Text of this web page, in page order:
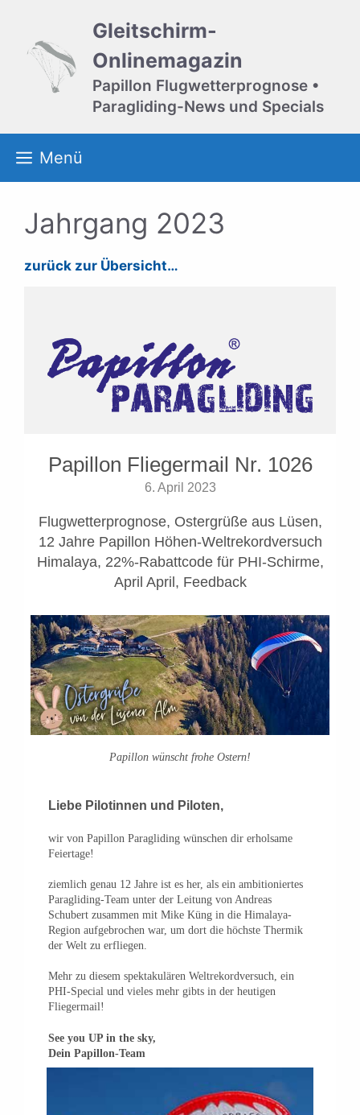
springen
Gleitschirm-
Onlinemagazin
Papillon Flugwetterprognose •
Paragliding-News und Specials
Menü
Jahrgang 2023
zurück zur Übersicht…
Papillon Fliegermail Nr. 1026
6. April 2023
Flugwetterprognose, Ostergrüße aus Lüsen,
12 Jahre Papillon Höhen-Weltrekordversuch
Himalaya, 22%-Rabattcode für PHI-Schirme,
April April, Feedback
Papillon wünscht frohe Ostern!
Liebe Pilotinnen und Piloten,
wir von Papillon Paragliding wünschen dir erholsame
Feiertage!
ziemlich genau 12 Jahre ist es her, als ein ambitioniertes
Paragliding-Team unter der Leitung von Andreas
Schubert zusammen mit Mike Küng in die Himalaya-
Region aufgebrochen war, um dort die höchste Thermik
der Welt zu erfliegen.
Mehr zu diesem spektakulären Weltrekordversuch, ein
PHI-Special und vieles mehr gibts in der heutigen
Fliegermail!
See you UP in the sky,
Dein Papillon-Team